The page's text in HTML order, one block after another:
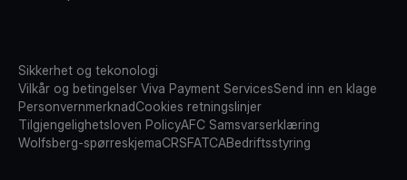
Sikkerhet og tekonologi
Vilkår og betingelser Viva Payment ServicesSend inn en klage
PersonvernmerknadCookies retningslinjer
Tilgjengelighetsloven PolicyAFC Samsvarserklæring
Wolfsberg-spørreskjemaCRSFATCABedriftsstyring